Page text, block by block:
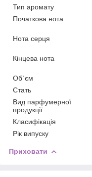
Тип аромату
Початкова нота
Нота серця
Кінцева нота
Об`єм
Стать
Вид парфумерної
продукції
Класифікація
Рік випуску
Приховати